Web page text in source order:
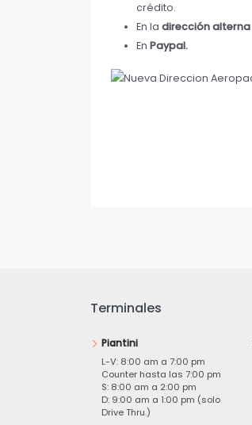
crédito.
En la dirección alterna
En Paypal.
Terminales
Piantini
L-V: 8:00 am a 7:00 pm
Counter hasta las 7:00 pm
S: 8:00 am a 2:00 pm
D: 9:00 am a 1:00 pm (solo
Drive Thru.)